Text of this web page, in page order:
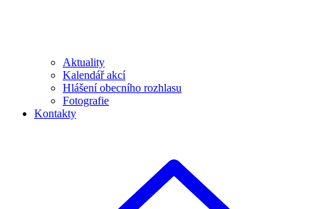
Aktuality
Kalendář akcí
Hlášení obecního rozhlasu
Fotografie
Kontakty